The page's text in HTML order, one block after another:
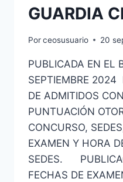
GUARDIA
Porceosusuario 20
PUBLICADA EN EL
SEPTIEMBRE 2024
DE ADMITIDOS
PUNTUACIÓN
CONCURSO,
EXAMEN Y HORA
SEDES.
FECHAS DE